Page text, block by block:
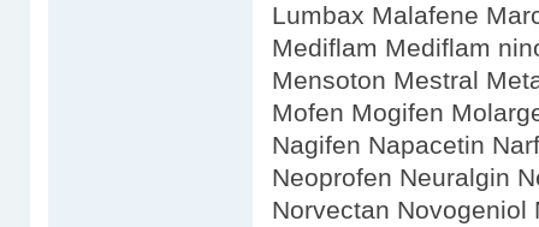
Lumbax Malafene
Mediflam Mediflam
Mensoton Mestral
Mofen Mogifen
Nagifen Napacetin
Neoprofen Neuralgin
Norvectan Novogeniol